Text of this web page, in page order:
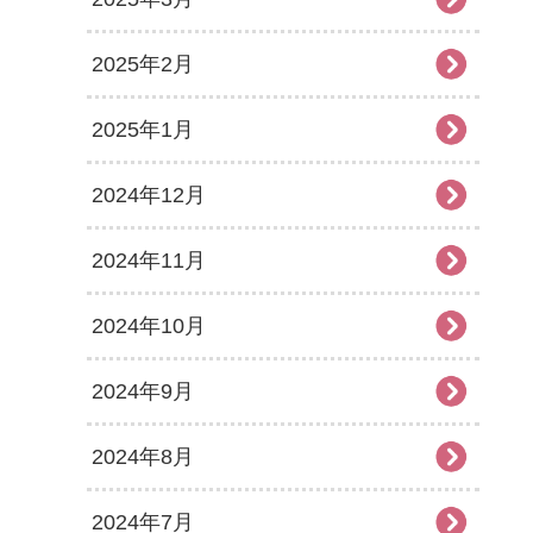
2025年2月
2025年1月
2024年12月
2024年11月
2024年10月
2024年9月
2024年8月
2024年7月